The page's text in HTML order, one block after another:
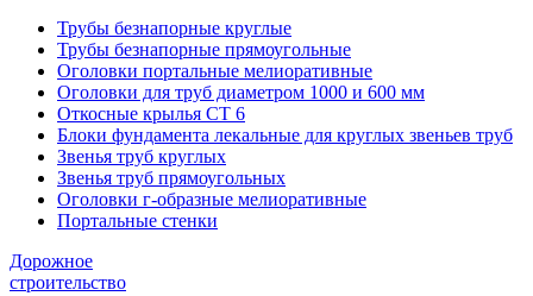
Трубы безнапорные круглые
Трубы безнапорные прямоугольные
Оголовки портальные мелиоративные
Оголовки для труб диаметром 1000 и 600 мм
Откосные крылья СТ 6
Блоки фундамента лекальные для круглых звеньев труб
Звенья труб круглых
Звенья труб прямоугольных
Оголовки г-образные мелиоративные
Портальные стенки
Дорожное
строительство